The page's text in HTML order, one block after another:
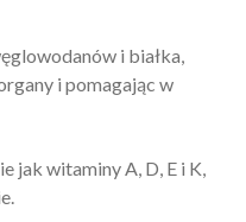
i białka,
i pomagając w
jak witaminy A, D, E i K,